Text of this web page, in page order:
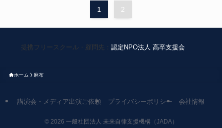
1 2
提携フリースクール・顧問先： 認定NPO法人 高卒支援会
ホーム 麻布
講演会・メディア出演ご依頼 プライバシーポリシー 会社情報
©2026 一般社団法人 未来自律支援機構（JADA）